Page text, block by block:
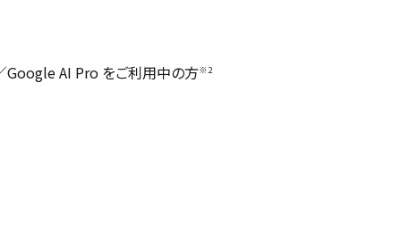
Google AI Pro をご利用中の方※2